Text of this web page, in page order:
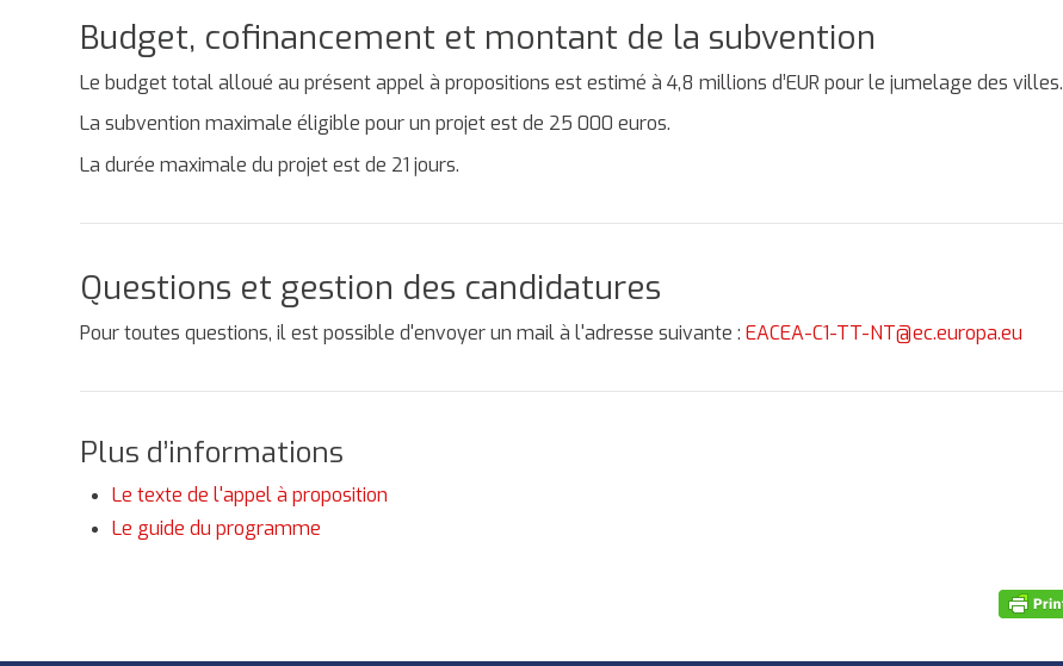
Budget, cofinancement et montant de la subvention
Le budget total alloué au présent appel à propositions est estimé à 4,8 millions d’EUR pour le jumelage des villes.
La subvention maximale éligible pour un projet est de 25 000 euros.
La durée maximale du projet est de 21 jours.
Questions et gestion des candidatures
Pour toutes questions, il est possible d'envoyer un mail à l'adresse suivante :EACEA-C1-TT-NT@ec.europa.eu
Plus d’informations
Le texte de l'appel à proposition
Le guide du programme